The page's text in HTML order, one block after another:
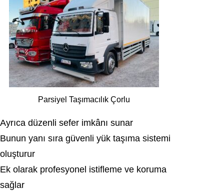
Parsiyel Taşımacılık Çorlu
Ayrıca düzenli sefer imkânı sunar
Bunun yanı sıra güvenli yük taşıma sistemi
oluşturur
Ek olarak profesyonel istifleme ve koruma
sağlar